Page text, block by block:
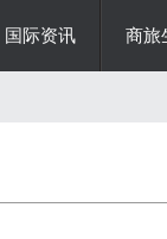
国际资讯 商旅